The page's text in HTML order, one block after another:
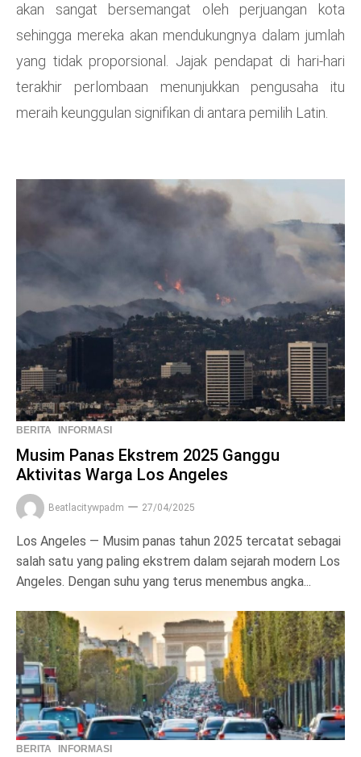
akan sangat bersemangat oleh perjuangan kota
sehingga mereka akan mendukungnya dalam jumlah
yang tidak proporsional. Jajak pendapat di hari-hari
terakhir perlombaan menunjukkan pengusaha itu
meraih keunggulan signifikan di antara pemilih Latin.
BERITA INFORMASI
Musim Panas Ekstrem 2025 Ganggu
Aktivitas Warga Los Angeles
Beatlacitywpadm 27/04/2025
Los Angeles — Musim panas tahun 2025 tercatat sebagai
salah satu yang paling ekstrem dalam sejarah modern Los
Angeles. Dengan suhu yang terus menembus angka...
BERITA INFORMASI